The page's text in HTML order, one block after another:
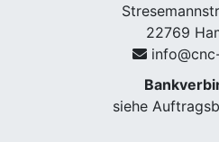
22769
siehe